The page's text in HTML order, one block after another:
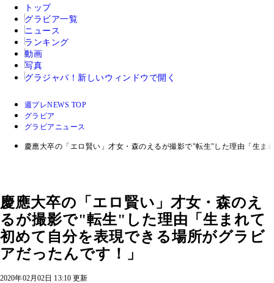
トップ
グラビア一覧
ニュース
ランキング
動画
写真
グラジャパ！ 新しいウィンドウで開く
週プレNEWS TOP
グラビア
グラビアニュース
慶應大卒の「エロ賢い」才女・森のえるが撮影で"転生"した理由「生ま
慶應大卒の「エロ賢い」才女・森のえ
るが撮影で"転生"した理由「生まれて
初めて自分を表現できる場所がグラビ
アだったんです！」
2020年02月02日 13:10 更新